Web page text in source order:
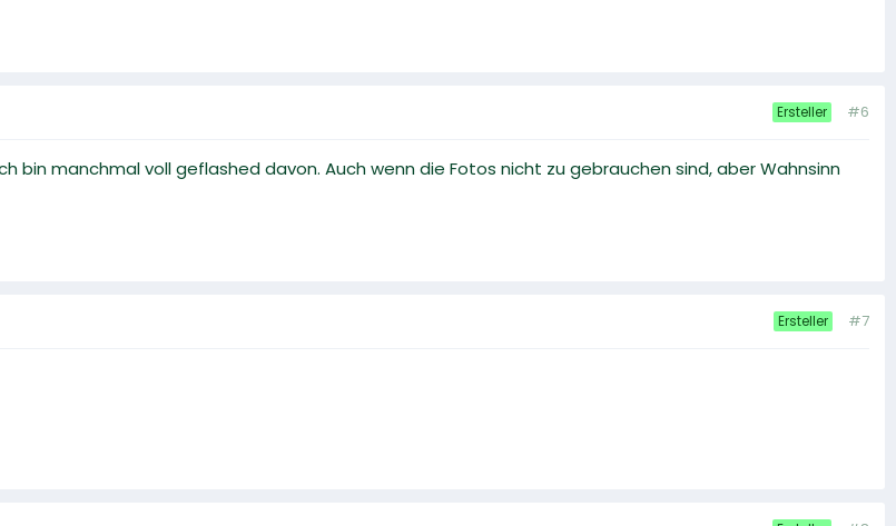
Ersteller #6
bin manchmal voll geflashed davon. Auch wenn die Fotos nicht zu gebrauchen sind, aber Wahnsinn
Ersteller #7